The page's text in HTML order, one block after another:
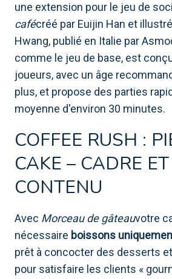
une extension pour le jeu de
cafécréé par Euijin Han et
Hwang, publié en Italie par
comme le jeu de base, est
joueurs, avec un âge
plus, et propose des parties
moyenne d'environ 30 minutes.
COFFEE RUSH :
CAKE – CADRE ET
CONTENU
Avec Morceau de gâteauvotre
nécessaire boissons
prêt à concocter des desserts
pour satisfaire les clients «